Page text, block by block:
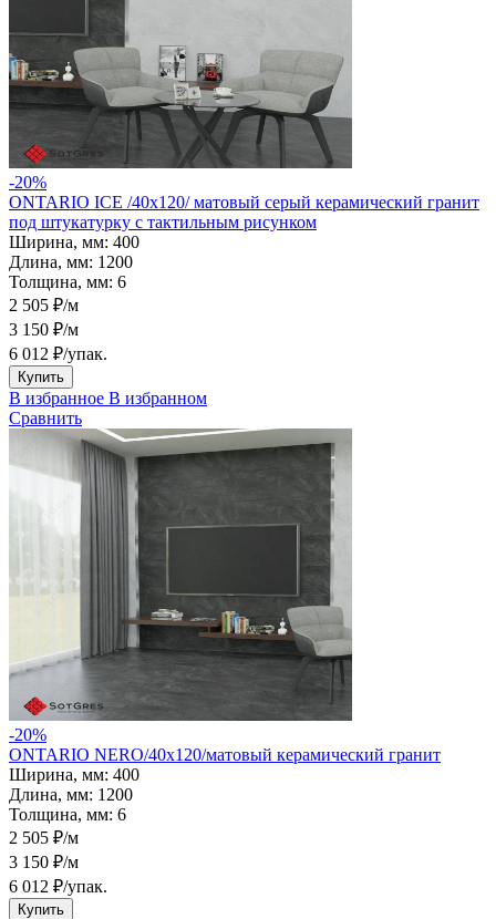
-20%
ONTARIO ICE /40х120/ матовый серый керамический гранит
под штукатурку с тактильным рисунком
Ширина, мм: 400
Длина, мм: 1200
Толщина, мм: 6
2 505 ₽/м
3 150 ₽/м
6 012 ₽/упак.
Купить
В избранное В избранном
Сравнить
-20%
ONTARIO NERO/40х120/матовый керамический гранит
Ширина, мм: 400
Длина, мм: 1200
Толщина, мм: 6
2 505 ₽/м
3 150 ₽/м
6 012 ₽/упак.
Купить